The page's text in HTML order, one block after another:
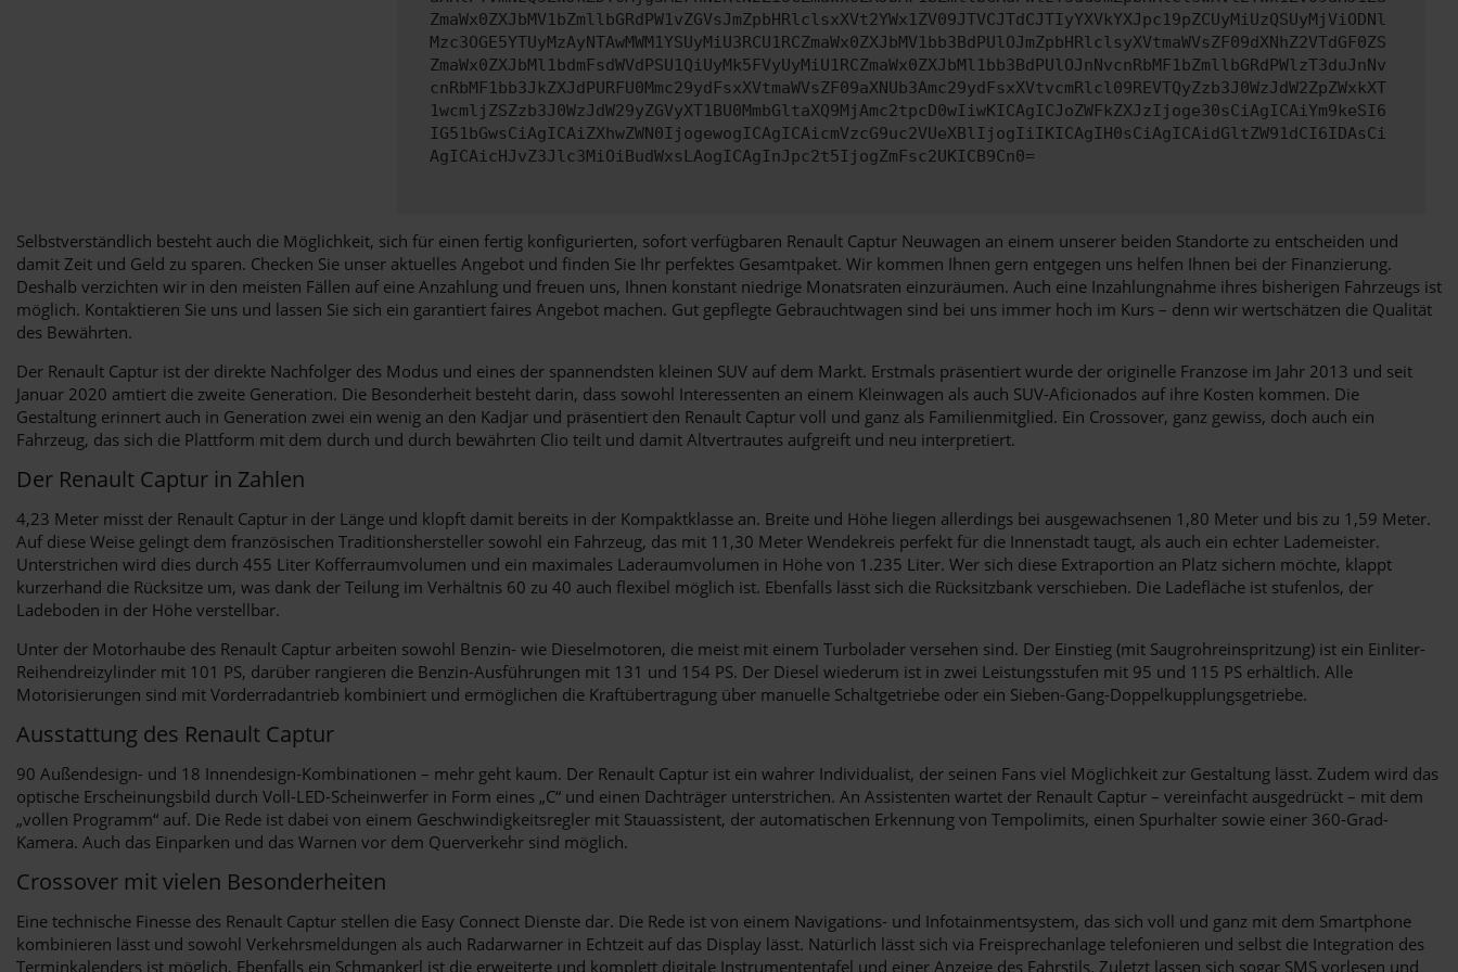
ZmaWx0ZXJbMV1bZmllbGRdPW1vZGVsJmZpbHRlclsxXVt2YWx1ZV09JTVCJTdCJTIyYXVkYXJpc19pZCUyMiUzQSUyMjViODNl
Mzc3OGE5YTUyMzAyNTAwMWM1YSUyMiU3RCU1RCZmaWx0ZXJbMV1bb3BdPUlOJmZpbHRlclsyXVtmaWVsZF09dXNhZ2VTdGF0ZS
ZmaWx0ZXJbMl1bdmFsdWVdPSU1QiUyMk5FVyUyMiU1RCZmaWx0ZXJbMl1bb3BdPUlOJnNvcnRbMF1bZmllbGRdPWlzT3duJnNv
cnRbMF1bb3JkZXJdPURFU0Mmc29ydFsxXVtmaWVsZF09aXNUb3Amc29ydFsxXVtvcmRlcl09REVTQyZzb3J0WzJdW2ZpZWxkXT
1wcmljZSZzb3J0WzJdW29yZGVyXT1BU0MmbGltaXQ9MjAmc2tpcD0wIiwKICAgICJoZWFkZXJzIjoge30sCiAgICAiYm9keSI6
IG51bGwsCiAgICAiZXhwZWN0IjogewogICAgICAicmVzcG9uc2VUeXBlIjogIiIKICAgIH0sCiAgICAidGltZW91dCI6IDAsCi
AgICAicHJvZ3Jlc3MiOiBudWxsLAogICAgInJpc2t5IjogZmFsc2UKICB9Cn0=
Selbstverständlich besteht auch die Möglichkeit, sich für einen fertig konfigurierten, sofort verfügbaren Renault Captur Neuwagen an einem unserer beiden Standorte zu entscheiden und
damit Zeit und Geld zu sparen. Checken Sie unser aktuelles Angebot und finden Sie Ihr perfektes Gesamtpaket. Wir kommen Ihnen gern entgegen uns helfen Ihnen bei der Finanzierung.
Deshalb verzichten wir in den meisten Fällen auf eine Anzahlung und freuen uns, Ihnen konstant niedrige Monatsraten einzuräumen. Auch eine Inzahlungnahme ihres bisherigen Fahrzeugs ist
möglich. Kontaktieren Sie uns und lassen Sie sich ein garantiert faires Angebot machen. Gut gepflegte Gebrauchtwagen sind bei uns immer hoch im Kurs – denn wir wertschätzen die Qualität
des Bewährten.
Der Renault Captur ist der direkte Nachfolger des Modus und eines der spannendsten kleinen SUV auf dem Markt. Erstmals präsentiert wurde der originelle Franzose im Jahr 2013 und seit
Januar 2020 amtiert die zweite Generation. Die Besonderheit besteht darin, dass sowohl Interessenten an einem Kleinwagen als auch SUV-Aficionados auf ihre Kosten kommen. Die
Gestaltung erinnert auch in Generation zwei ein wenig an den Kadjar und präsentiert den Renault Captur voll und ganz als Familienmitglied. Ein Crossover, ganz gewiss, doch auch ein
Fahrzeug, das sich die Plattform mit dem durch und durch bewährten Clio teilt und damit Altvertrautes aufgreift und neu interpretiert.
Der Renault Captur in Zahlen
4,23 Meter misst der Renault Captur in der Länge und klopft damit bereits in der Kompaktklasse an. Breite und Höhe liegen allerdings bei ausgewachsenen 1,80 Meter und bis zu 1,59 Meter.
Auf diese Weise gelingt dem französischen Traditionshersteller sowohl ein Fahrzeug, das mit 11,30 Meter Wendekreis perfekt für die Innenstadt taugt, als auch ein echter Lademeister.
Unterstrichen wird dies durch 455 Liter Kofferraumvolumen und ein maximales Laderaumvolumen in Höhe von 1.235 Liter. Wer sich diese Extraportion an Platz sichern möchte, klappt
kurzerhand die Rücksitze um, was dank der Teilung im Verhältnis 60 zu 40 auch flexibel möglich ist. Ebenfalls lässt sich die Rücksitzbank verschieben. Die Ladefläche ist stufenlos, der
Ladeboden in der Höhe verstellbar.
Unter der Motorhaube des Renault Captur arbeiten sowohl Benzin- wie Dieselmotoren, die meist mit einem Turbolader versehen sind. Der Einstieg (mit Saugrohreinspritzung) ist ein Einliter-
Reihendreizylinder mit 101 PS, darüber rangieren die Benzin-Ausführungen mit 131 und 154 PS. Der Diesel wiederum ist in zwei Leistungsstufen mit 95 und 115 PS erhältlich. Alle
Motorisierungen sind mit Vorderradantrieb kombiniert und ermöglichen die Kraftübertragung über manuelle Schaltgetriebe oder ein Sieben-Gang-Doppelkupplungsgetriebe.
Ausstattung des Renault Captur
90 Außendesign- und 18 Innendesign-Kombinationen – mehr geht kaum. Der Renault Captur ist ein wahrer Individualist, der seinen Fans viel Möglichkeit zur Gestaltung lässt. Zudem wird das
optische Erscheinungsbild durch Voll-LED-Scheinwerfer in Form eines „C“ und einen Dachträger unterstrichen. An Assistenten wartet der Renault Captur – vereinfacht ausgedrückt – mit dem
„vollen Programm“ auf. Die Rede ist dabei von einem Geschwindigkeitsregler mit Stauassistent, der automatischen Erkennung von Tempolimits, einen Spurhalter sowie einer 360-Grad-
Kamera. Auch das Einparken und das Warnen vor dem Querverkehr sind möglich.
Crossover mit vielen Besonderheiten
Eine technische Finesse des Renault Captur stellen die Easy Connect Dienste dar. Die Rede ist von einem Navigations- und Infotainmentsystem, das sich voll und ganz mit dem Smartphone
kombinieren lässt und sowohl Verkehrsmeldungen als auch Radarwarner in Echtzeit auf das Display lässt. Natürlich lässt sich via Freisprechanlage telefonieren und selbst die Integration des
Terminkalenders ist möglich. Ebenfalls ein Schmankerl ist die erweiterte und komplett digitale Instrumententafel und einer Anzeige des Fahrstils. Zuletzt lassen sich sogar SMS vorlesen und